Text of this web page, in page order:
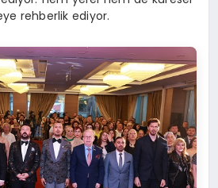
rehberlik ediyor.